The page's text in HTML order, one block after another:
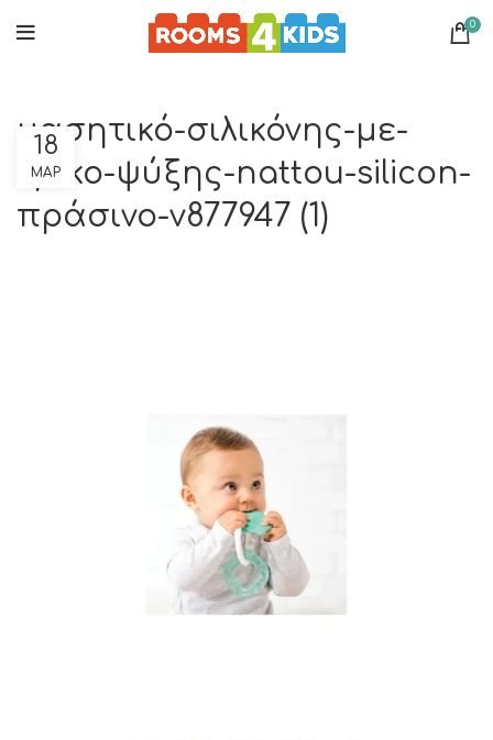
0
μασητικό-σιλικόνης-με-
κρίκο-ψύξης-nattou-silicon-
πράσινο-ν877947 (1)
18
ΜΑΡ